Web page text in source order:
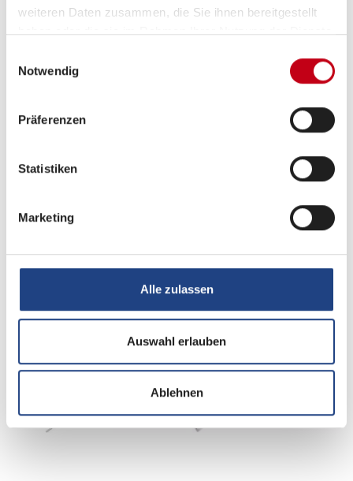
weiteren Daten zusammen, die Sie ihnen bereitgestellt
haben oder die sie im Rahmen Ihrer Nutzung der Dienste
Notwendig
Präferenzen
Statistiken
Marketing
Alle zulassen
Auswahl erlauben
Ablehnen
Sitzgruppe L-Sitzgruppe